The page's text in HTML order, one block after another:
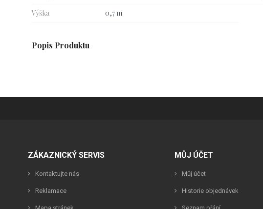
Výška
0,7 m
Popis Produktu
ZÁKAZNICKÝ SERVIS
Kontaktujte nás
Reklamace
MŮJ ÚČET
Můj účet
Historie objednávek